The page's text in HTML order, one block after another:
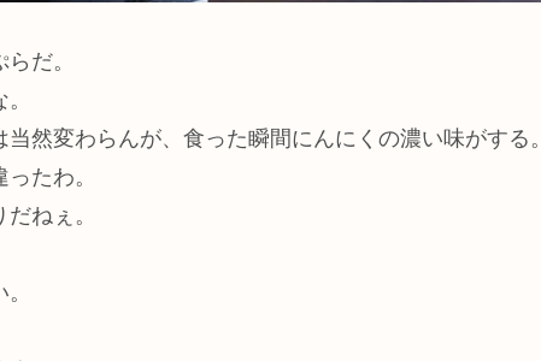
だ。
然変わらんが、食った瞬間にんにくの濃い味がする。
たわ。
ねぇ。